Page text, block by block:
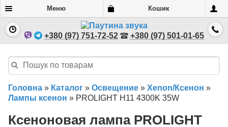
Меню Кошик
+380 (97) 751-72-52 +380 (97) 501-01-65
Головна » Каталог » Освещение » Xenon/Ксенон »
Лампы ксенон » PROLIGHT H11 4300K 35W
Ксеноновая лампа PROLIGHT